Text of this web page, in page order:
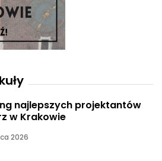
najlepszych projektantów
w Krakowie
2026